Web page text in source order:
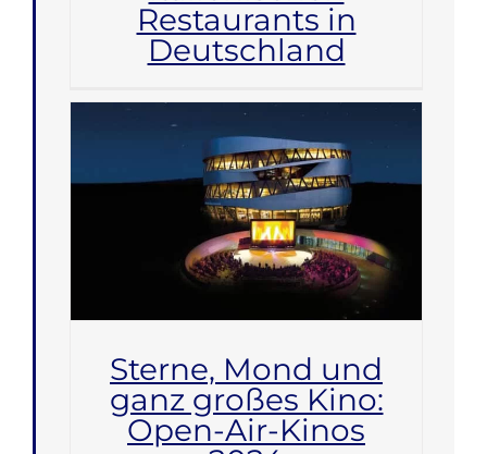
Restaurants in
Deutschland
Sterne, Mond und
ganz großes Kino:
Open-Air-Kinos